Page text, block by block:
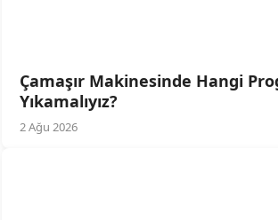
Çamaşır Makinesinde Hangi
Yıkamalıyız?
2 Ağu 2026